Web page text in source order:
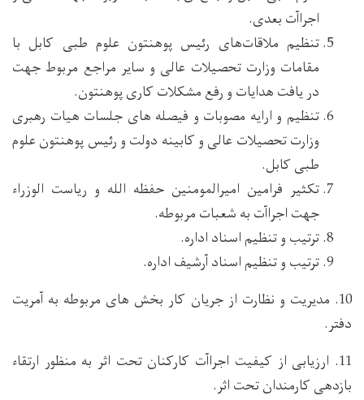
اجراآت بعدی.
تنظیم ملاقات‌های رئیس پوهنتون علوم طبی کابل با
مقامات وزارت تحصیلات عالی و سایر مراجع مربوط جهت
در یافت هدایات و رفع مشکلات کاری پوهنتون.
تنظیم و ارایه مصوبات و فیصله های جلسات هیات رهبری
وزارت تحصیلات عالی و کابینه دولت و رئیس پوهنتون علوم
طبی کابل.
تکثیر فرامین امیرالمومنین حفظه الله و ریاست الوزراء
جهت اجراآت به شعبات مربوطه.
ترتیب و تنظیم اسناد اداره.
ترتیب و تنظیم اسناد آرشیف اداره.
10. مدیریت و نظارت از جریان کار بخش های مربوطه به آمریت
دفتر.
11. ارزیابی از کیفیت اجراآت کارکنان تحت اثر به ‌منظور ارتقاء
بازدهی کارمندان تحت اثر.